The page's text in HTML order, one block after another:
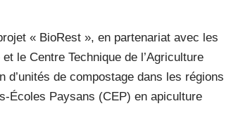
« BioRest », en partenariat avec les
le Centre Technique de l’Agriculture
d’unités de compostage dans les régions
Écoles Paysans (CEP) en apiculture